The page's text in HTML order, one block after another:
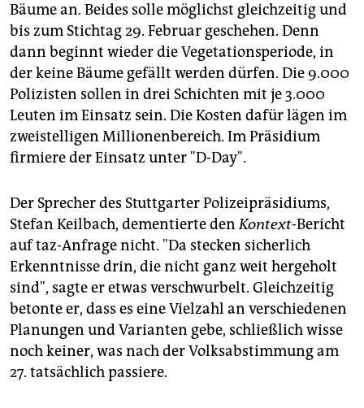
Bäume an. Beides solle möglichst gleichzeitig und
bis zum Stichtag 29. Februar geschehen. Denn
dann beginnt wieder die Vegetationsperiode, in
der keine Bäume gefällt werden dürfen. Die 9.000
Polizisten sollen in drei Schichten mit je 3.000
Leuten im Einsatz sein. Die Kosten dafür lägen im
zweistelligen Millionenbereich. Im Präsidium
firmiere der Einsatz unter "D-Day".
Der Sprecher des Stuttgarter Polizeipräsidiums,
Stefan Keilbach, dementierte denKontext-Bericht
auf taz-Anfrage nicht. "Da stecken sicherlich
Erkenntnisse drin, die nicht ganz weit hergeholt
sind", sagte er etwas verschwurbelt. Gleichzeitig
betonte er, dass es eine Vielzahl an verschiedenen
Planungen und Varianten gebe, schließlich wisse
noch keiner, was nach der Volksabstimmung am
27. tatsächlich passiere.